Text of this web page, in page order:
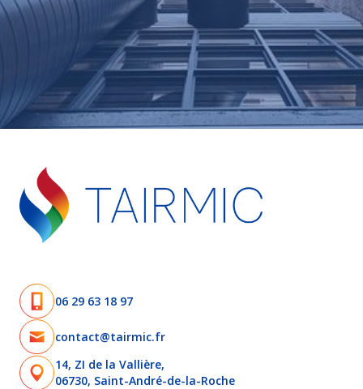
06 29 63 18 97
contact@tairmic.fr
14, ZI de la Vallière,
06730, Saint-André-de-la-Roche